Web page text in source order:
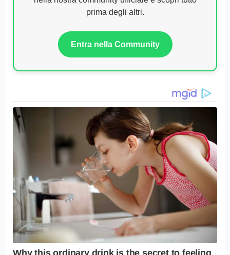
un’esperienza multidimensionale che coinvolge
tutti, dimostrando come si possa essere uniti da
un amore condiviso.
Non perderti le anticipazioni, i gossip e le news
esclusive sulle tue serie turche preferite. Entra
nella nostra community ufficiale e scopri tutto
prima degli altri.
Entra nella Community